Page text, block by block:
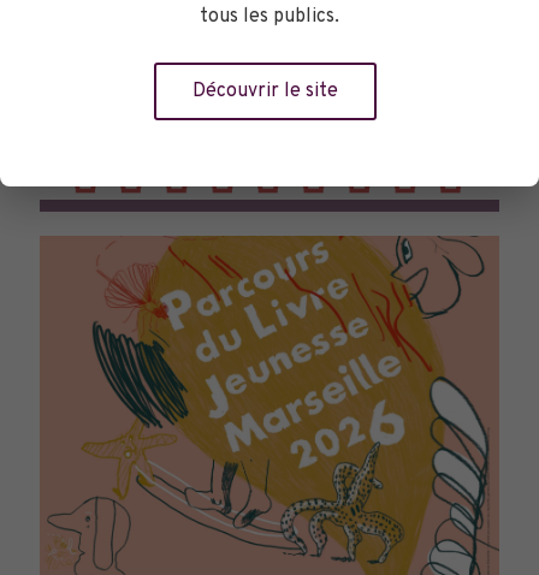
tous les publics.
Découvrir le site